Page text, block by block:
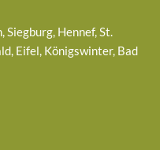
Siegburg, Hennef, St.
Eifel, Königswinter, Bad